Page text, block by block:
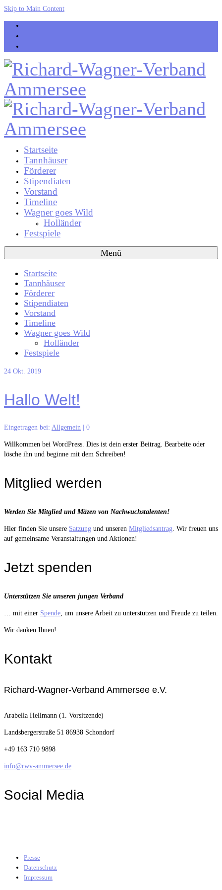
Skip to Main Content
Startseite
Tannhäuser
Förderer
Stipendiaten
Vorstand
Timeline
Wagner goes Wild
Holländer
Festspiele
Menü
Startseite
Tannhäuser
Förderer
Stipendiaten
Vorstand
Timeline
Wagner goes Wild
Holländer
Festspiele
24 Okt. 2019
Hallo Welt!
Eingetragen bei: Allgemein 0
Willkommen bei WordPress. Dies ist dein erster Beitrag. Bearbeite oder
lösche ihn und beginne mit dem Schreiben!
Mitglied werden
Werden Sie Mitglied und Mäzen von Nachwuchstalenten!
Hier finden Sie unsere Satzung und unseren Mitgliedsantrag. Wir freuen uns
auf gemeinsame Veranstaltungen und Aktionen!
Jetzt spenden
Unterstützen Sie unseren jungen Verband
… mit einer Spende, um unsere Arbeit zu unterstützen und Freude zu teilen.
Wir danken Ihnen!
Kontakt
Richard-Wagner-Verband Ammersee e.V.
Arabella Hellmann (1. Vorsitzende)
Landsbergerstraße 51 86938 Schondorf
+49 163 710 9898
info@rwv-ammersee.de
Social Media
Presse
Datenschutz
Impressum